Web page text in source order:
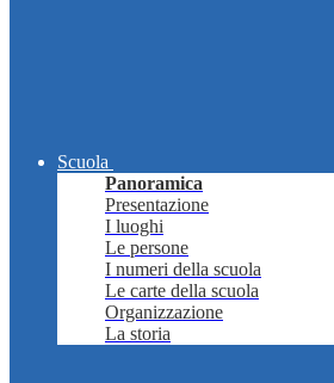
Scuola
Panoramica
Presentazione
I luoghi
Le persone
I numeri della scuola
Le carte della scuola
Organizzazione
La storia